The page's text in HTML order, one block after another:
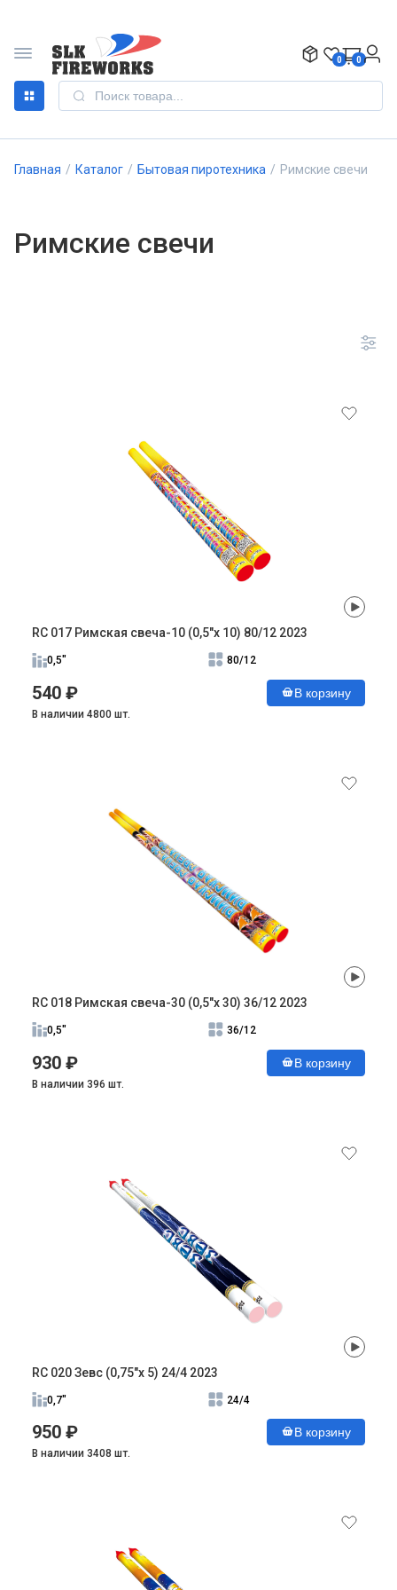
0 0
Главная / Каталог / Бытовая пиротехника / Римские свечи
Римские свечи
RC 017 Римская свеча-10 (0,5"х 10) 80/12 2023
0,5" 80/12
540 ₽ В корзину
В наличии 4800 шт.
RC 018 Римская свеча-30 (0,5"х 30) 36/12 2023
0,5" 36/12
930 ₽ В корзину
В наличии 396 шт.
RC 020 Зевс (0,75"х 5) 24/4 2023
0,7" 24/4
950 ₽ В корзину
В наличии 3408 шт.